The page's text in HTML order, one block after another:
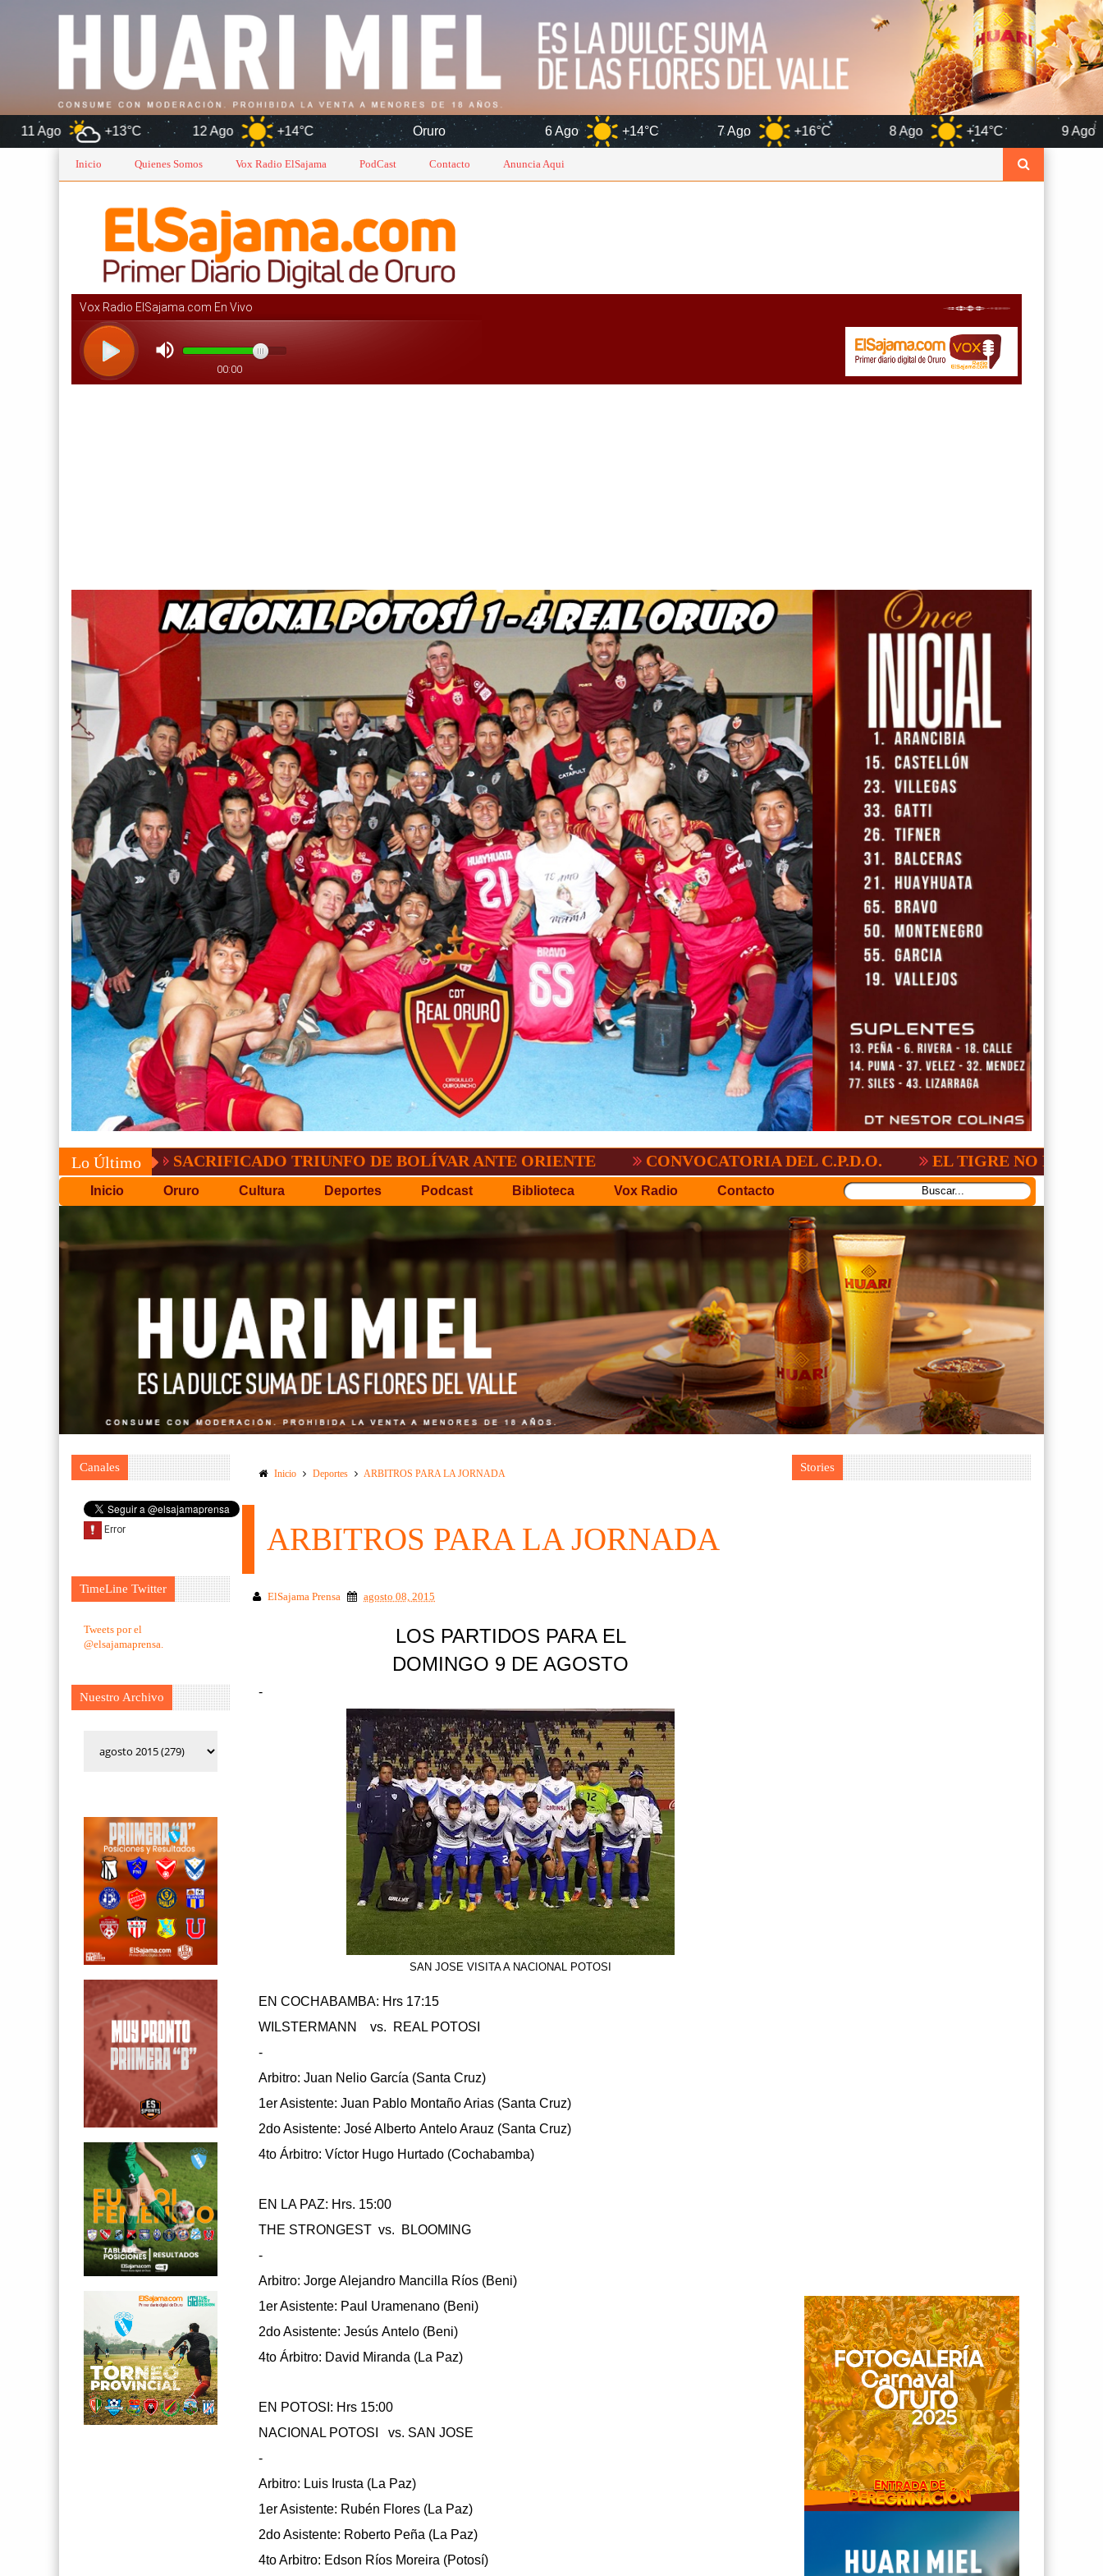
+13°C 12 Ago +14°C Oruro 6 Ago +14°C 7 Ago +16°C 8 Ago +14°C 9 Ago +15°C
Inicio Quienes Somos Vox Radio ElSajama PodCast Contacto Anuncia Aqui
Lo Último
SACRIFICADO TRIUNFO DE BOLÍVAR ANTE ORIENTE CONVOCATORIA DEL C.P.D.O. EL TIGRE NO PERDONO A
Inicio Oruro Cultura Deportes Podcast Biblioteca Vox Radio Contacto
Canales
TimeLine Twitter
Tweets por el
@elsajamaprensa.
Nuestro Archivo
Inicio Deportes ARBITROS PARA LA JORNADA
ARBITROS PARA LA JORNADA
ElSajama Prensa agosto 08, 2015
LOS PARTIDOS PARA EL
DOMINGO 9 DE AGOSTO
-
SAN JOSE VISITA A NACIONAL POTOSI
EN COCHABAMBA: Hrs 17:15
WILSTERMANN vs. REAL POTOSI
-
Arbitro: Juan Nelio García (Santa Cruz)
1er Asistente: Juan Pablo Montaño Arias (Santa Cruz)
2do Asistente: José Alberto Antelo Arauz (Santa Cruz)
4to Árbitro: Víctor Hugo Hurtado (Cochabamba)
EN LA PAZ: Hrs. 15:00
THE STRONGEST vs. BLOOMING
-
Arbitro: Jorge Alejandro Mancilla Ríos (Beni)
1er Asistente: Paul Uramenano (Beni)
2do Asistente: Jesús Antelo (Beni)
4to Árbitro: David Miranda (La Paz)
EN POTOSI: Hrs 15:00
NACIONAL POTOSI vs. SAN JOSE
-
Arbitro: Luis Irusta (La Paz)
1er Asistente: Rubén Flores (La Paz)
2do Asistente: Roberto Peña (La Paz)
4to Arbitro: Edson Ríos Moreira (Potosí)
Stories